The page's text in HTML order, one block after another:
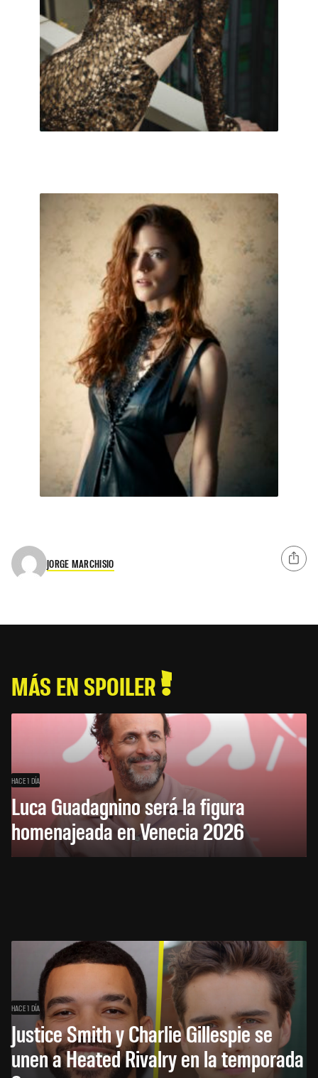
JORGE MARCHISIO
MÁS EN SPOILER
HACE 1 DÍA
Luca Guadagnino será la figura
homenajeada en Venecia 2026
HACE 1 DÍA
Justice Smith y Charlie Gillespie se
unen a Heated Rivalry en la temporada